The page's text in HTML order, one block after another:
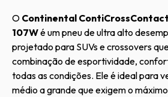
O Continental ContiCrossContact
107Wé um pneu de ultra alto
projetado para SUVs e crossovers
combinação de esportividade,
todas as condições. Ele é ideal para
médio a grande que exigem o